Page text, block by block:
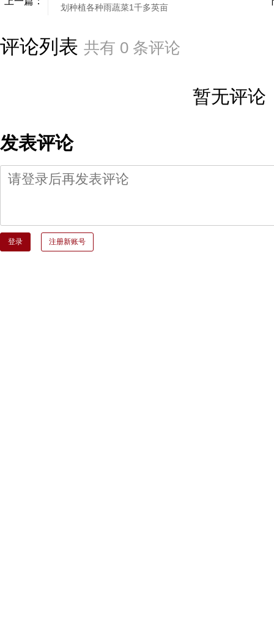
划种植各种雨蔬菜1千多英亩
评论列表 共有 0 条评论
暂无评论
发表评论
登录 注册新账号